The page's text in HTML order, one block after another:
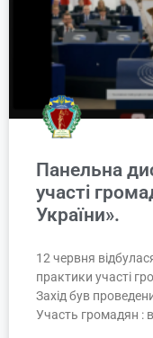
Панельна
участі
України».
12 червня
практики участі
Захід був
Участь громадян :